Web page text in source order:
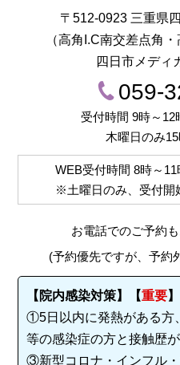
〒512-0923 三重県
（高角I.C南交差点角
四日市メディ
059-
受付時間 9時～12
木曜日のみ
WEB受付時間 8時～11
※土曜日のみ、受付開
お電話でのご予約
(予約優先ですが、予約
【院内感染対策】【重要】
①5日以内に発熱がある
等の感染症の方と接触歴
③新型コロナ・インフル